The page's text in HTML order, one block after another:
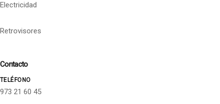
Electricidad
Retrovisores
Contacto
TELÉFONO
973 21 60 45